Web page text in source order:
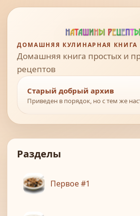
ДОМАШНЯЯ КУЛИНАРНАЯ КНИГА
Домашняя книга простых и
рецептов
Старый добрый архив
Приведен в порядок, но с тем же
Разделы
Первое #1